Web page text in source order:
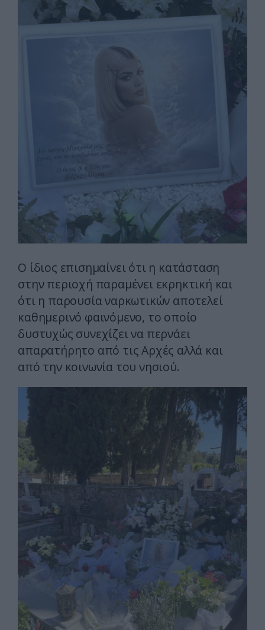
Ο ίδιος επισημαίνει ότι η κατάσταση
στην περιοχή παραμένει εκρηκτική και
ότι η παρουσία ναρκωτικών αποτελεί
καθημερινό φαινόμενο, το οποίο
δυστυχώς συνεχίζει να περνάει
απαρατήρητο από τις Αρχές αλλά και
από την κοινωνία του νησιού.